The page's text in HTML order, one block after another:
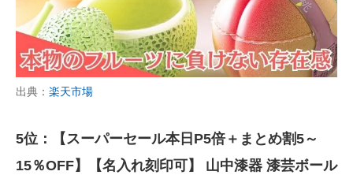
出典： 楽天市場
5位：【スーパーセール本日P5倍＋まとめ割5～
15％OFF】【名入れ刻印可】 山中漆器 漆芸ボール